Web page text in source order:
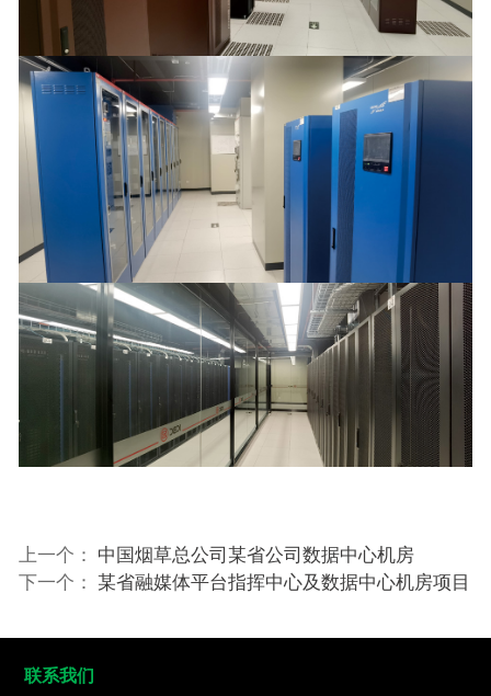
上一个： 中国烟草总公司某省公司数据中心机房
下一个： 某省融媒体平台指挥中心及数据中心机房项目
联系我们